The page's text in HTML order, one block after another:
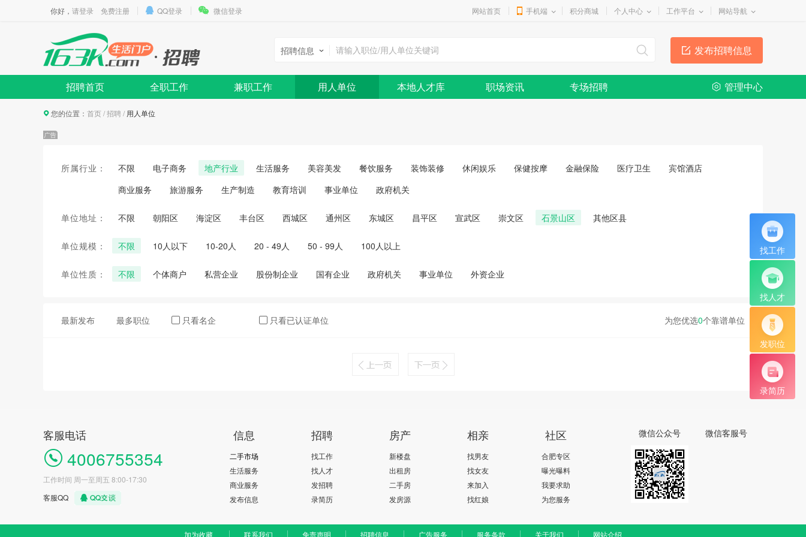
你好， 请登录 免费注册 QQ登录 微信登录 网站首页 手机端 积分商城 个人中心 工作平台 网站导航
发布招聘信息
招聘信息
招聘首页 全职工作 兼职工作 用人单位 本地人才库 职场资讯 专场招聘 管理中心
找工作
找人才
发职位
录简历
您的位置： 首页/招聘/ 用人单位
所属行业： 不限 电子商务 地产行业 生活服务 美容美发 餐饮服务 装饰装修 休闲娱乐 保健按摩 金融保险 医疗卫生
宾馆酒店
商业服务
旅游服务 生产制造 教育培训 事业单位 政府机关
单位地址： 不限 朝阳区 海淀区 丰台区 西城区 通州区 东城区 昌平区 宣武区 崇文区 石景山区 其他区县
单位规模： 不限 10人以下 10-20人 20 - 49人 50 - 99人 100人以上
单位性质： 不限 个体商户 私营企业 股份制企业 国有企业 政府机关 事业单位 外资企业
为您优选0个靠谱单位
最新发布 最多职位 只看名企 只看已认证单位
客服电话
4006755354
工作时间 周一至周五 8:00-17:30
客服QQ
信息
二手市场
生活服务
商业服务
发布信息
招聘
找工作
找人才
发招聘
录简历
房产
新楼盘
出租房
二手房
发房源
相亲
找男友
找女友
来加入
找红娘
社区
合肥专区
曝光曝料
我要求助
为您服务
微信公众号 微信客服号
加为收藏 联系我们 免责声明 招聘信息 广告服务 服务条款 关于我们 网站介绍